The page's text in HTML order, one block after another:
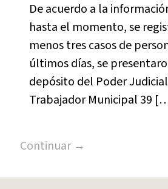
De acuerdo a la
hasta el momento, se
menos tres casos de
últimos días, se
depósito del Poder
Trabajador Municipal 39
Continuar →